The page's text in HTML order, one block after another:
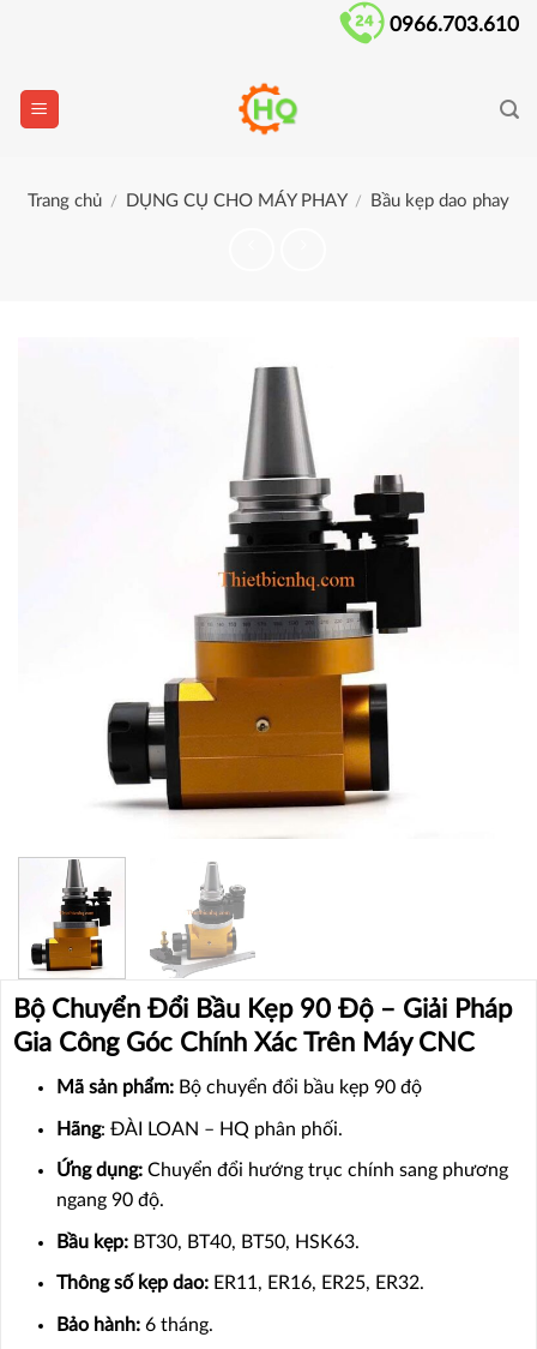
0966.703.610
Trang chủ / DỤNG CỤ CHO MÁY PHAY / Bầu kẹp dao phay
Bộ Chuyển Đổi Bầu Kẹp 90 Độ – Giải Pháp
Gia Công Góc Chính Xác Trên Máy CNC
Mã sản phẩm:Bộ chuyển đổi bầu kẹp 90 độ
Hãng: ĐÀI LOAN – HQ phân phối.
Ứng dụng:Chuyển đổi hướng trục chính sang phương
ngang 90 độ.
Bầu kẹp:BT30, BT40, BT50, HSK63.
Thông số kẹp dao: ER11, ER16, ER25, ER32.
Bảo hành: 6 tháng.